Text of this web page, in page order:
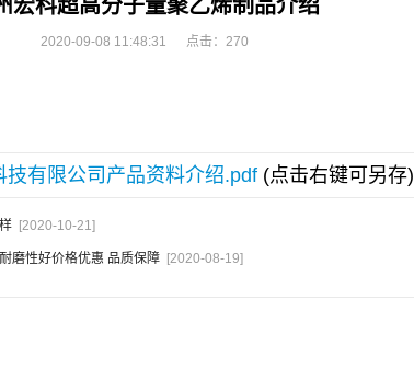
宏科超高分子量聚乙烯制品介绍
2020-09-08 11:48:31 点击： 270
技有限公司产品资料介绍.pdf (点击右键可另存)
[2020-10-21]
磨性好价格优惠 品质保障 [2020-08-19]